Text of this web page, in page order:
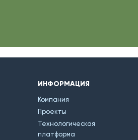
ИНФОРМАЦИЯ
Компания
Проекты
Технологическая
платформа